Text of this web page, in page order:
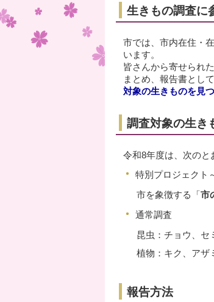
生きもの調査に
市では、市内在住・
います。
皆さんから寄せられ
まとめ、報告書とし
対象の生きものを見
調査対象の生き
令和8年度は、次のと
特別プロジェクト
市を象徴する「 市
通常調査
昆虫：チョウ、セ
植物：キク、アザ
報告方法